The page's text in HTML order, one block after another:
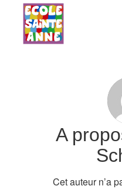
A
Cet auteur n’a